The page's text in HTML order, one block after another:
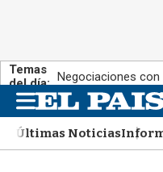
Temas
del día: Negociaciones con
n
uÚltimas Noticias